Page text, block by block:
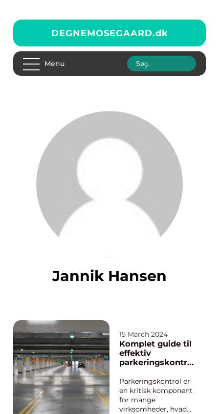
DEGNEMOSEGAARD.dk
Menu
Jannik Hansen
15 March 2024
Komplet guide til
effektiv
parkeringskontrol
Parkeringskontrol er
en kritisk komponent
for mange
virksomheder, hvad